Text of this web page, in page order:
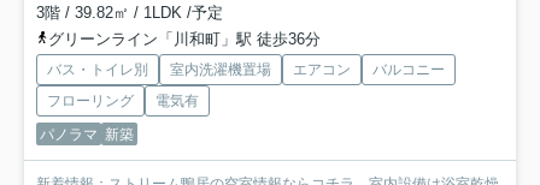
3階 / 39.82㎡ / 1LDK /予定
グリーンライン「川和町」駅 徒歩36分
バス・トイレ別 室内洗濯機置場 エアコン
バルコニー
フローリング
電気有
パノラマ 新築